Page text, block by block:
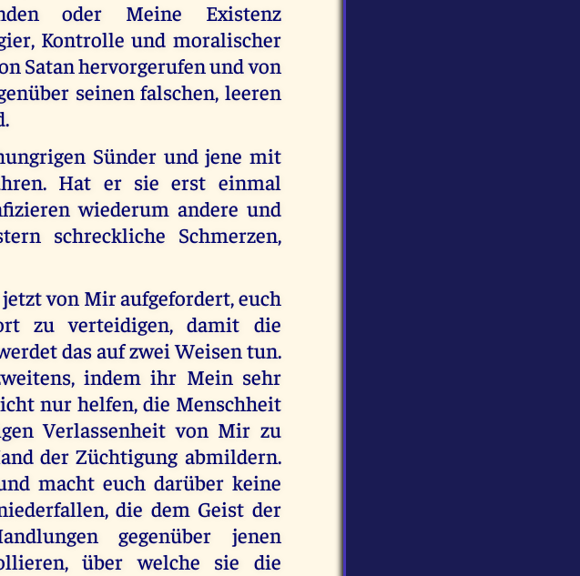
oder Meine Existenz
Kontrolle und moralischer
Satan hervorgerufen und von
seinen falschen, leeren
Sünder und jene mit
Hat er sie erst einmal
wiederum andere und
schreckliche Schmerzen,
von Mir aufgefordert, euch
zu verteidigen, damit die
das auf zwei Weisen tun.
indem ihr Mein sehr
nur helfen, die Menschheit
Verlassenheit von Mir zu
der Züchtigung abmildern.
macht euch darüber keine
die dem Geist der
gegenüber jenen
über welche sie die